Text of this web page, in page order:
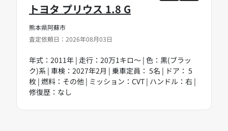
熊本県阿蘇市
査定依頼日：2026年08月03日
トヨタ プリウス 1.8 G
年式：2011年 | 走行：20万1キロ～ | 色：黒(ブラッ
ク)系 | 車検：2027年2月 | 乗車定員： 5名 | ドア： 5
枚 | 燃料：その他 | ミッション：CVT | ハンドル：右 |
修復歴：なし